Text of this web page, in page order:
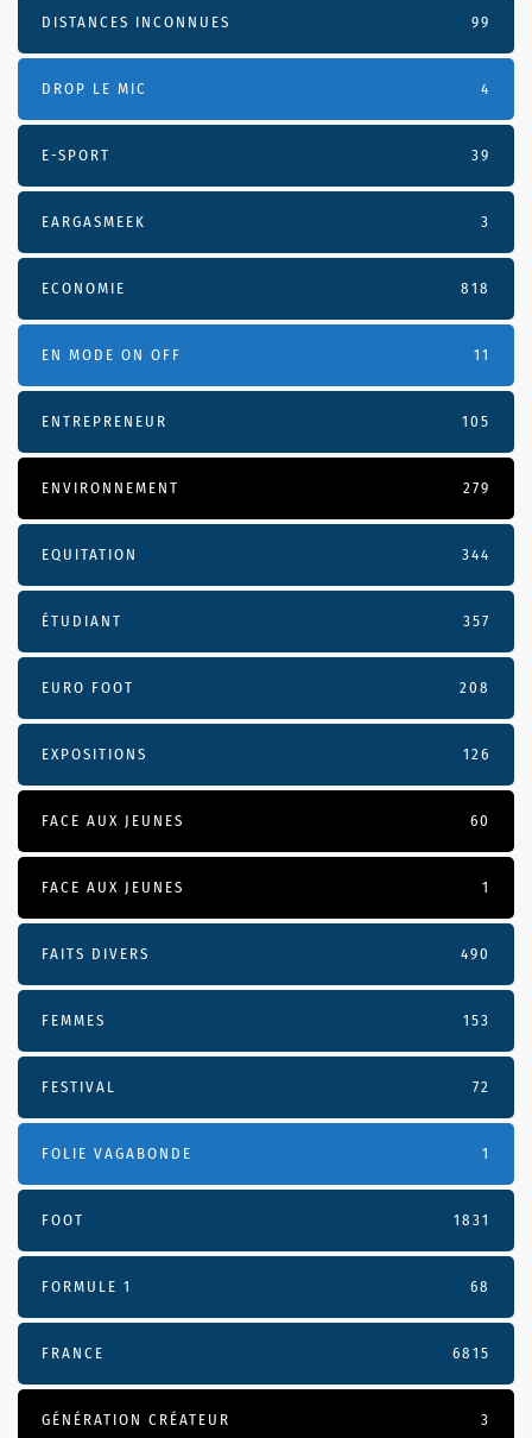
DISTANCES INCONNUES 99
DROP LE MIC 4
E-SPORT 39
EARGASMEEK 3
ECONOMIE 818
EN MODE ON OFF 11
ENTREPRENEUR 105
ENVIRONNEMENT 279
EQUITATION 344
ÉTUDIANT 357
EURO FOOT 208
EXPOSITIONS 126
FACE AUX JEUNES 60
FACE AUX JEUNES 1
FAITS DIVERS 490
FEMMES 153
FESTIVAL 72
FOLIE VAGABONDE 1
FOOT 1831
FORMULE 1 68
FRANCE 6815
GÉNÉRATION CRÉATEUR 3